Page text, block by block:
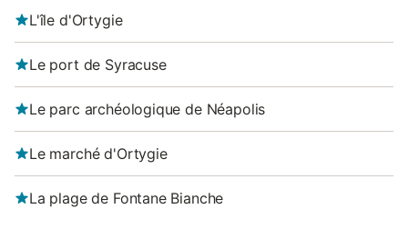
L'île d'Ortygie
Le port de Syracuse
Le parc archéologique de Néapolis
Le marché d'Ortygie
La plage de Fontane Bianche